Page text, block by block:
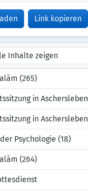
Link kopieren
(265)
in Aschersleben
in Aschersleben
Psychologie (18)
(264)